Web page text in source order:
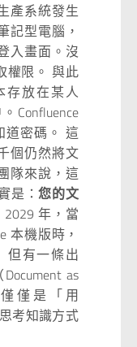
產系統發生
記型電腦，
入畫面。沒
權限。 與此
存放在某人
Confluence
道密碼。 這
個仍然將文
隊來說，這
是：您的文
2029 年，當
本機版時，
但有一條出
（Document as
僅是「用
考知識方式